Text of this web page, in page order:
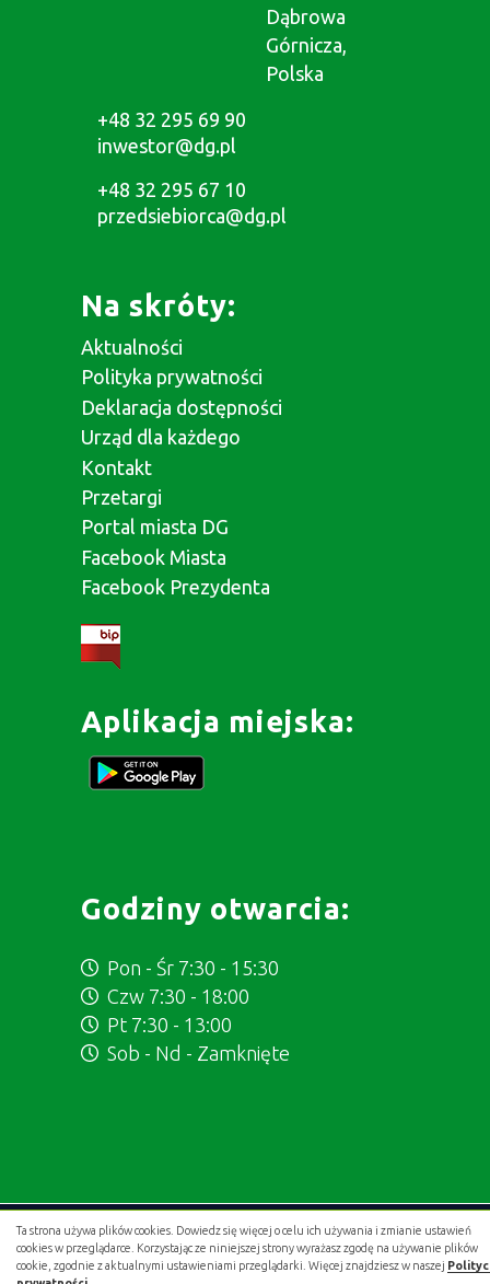
Ta strona używa plików cookies. Dowiedz się więcej o celu ich używania i zmianie ustawień
cookies w przeglądarce. Korzystając ze niniejszej strony wyrażasz zgodę na używanie plików
cookie, zgodnie z aktualnymi ustawieniami przeglądarki. Więcej znajdziesz w naszej
Dąbrowa
Górnicza,
Polska
+48 32 295 69 90
inwestor@dg.pl
+48 32 295 67 10
przedsiebiorca@dg.pl
Na skróty:
Aktualności
Polityka prywatności
Deklaracja dostępności
Urząd dla każdego
Kontakt
Przetargi
Portal miasta DG
Facebook Miasta
Facebook Prezydenta
Aplikacja miejska:
Godziny otwarcia:
Pon - Śr 7:30 - 15:30
Czw 7:30 - 18:00
Pt 7:30 - 13:00
Sob - Nd - Zamknięte
Projekt i wykonanie:.gold studio digital